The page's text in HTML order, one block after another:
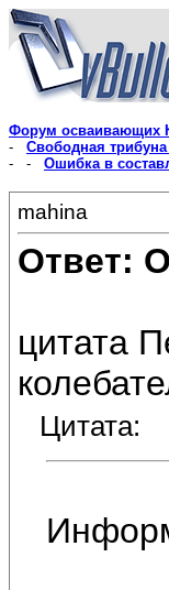
Форум осваивающих
- Свободная
- - Ошибка в
mahina
Ответ:
цитата
Цитата: